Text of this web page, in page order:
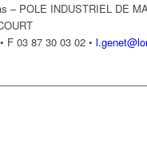
– POLE INDUSTRIEL DE
F 03 87 30 03 02 •